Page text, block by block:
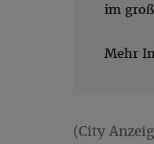
im
Mehr
(City